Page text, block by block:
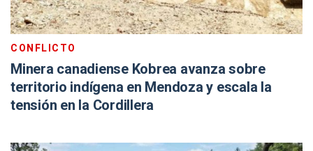
CONFLICTO
Minera canadiense Kobrea avanza sobre
territorio indígena en Mendoza y escala la
tensión en la Cordillera